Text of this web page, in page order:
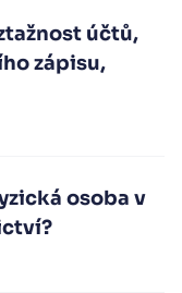
účtů,
zápisu,
osoba v